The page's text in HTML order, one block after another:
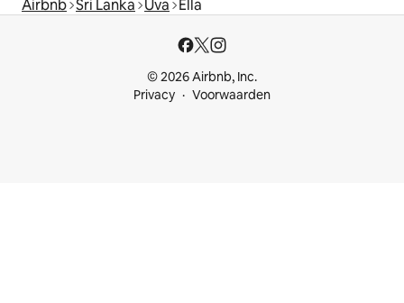
Airbnb Sri Lanka Uva Ella
© 2026 Airbnb, Inc.
Privacy
Voorwaarden